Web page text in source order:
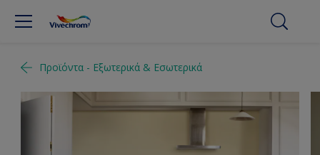
Προϊόντα - Εξωτερικά & Εσωτερικά